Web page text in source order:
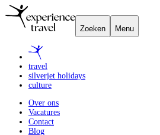
Zoeken Menu
travel
silverjet holidays
culture
Over ons
Vacatures
Contact
Blog